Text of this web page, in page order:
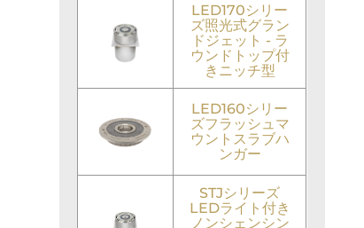
LED170シリー
ズ照光式グラン
ドジェット - ラ
ウンドトップ付
きニッチ型
LED160シリー
ズフラッシュマ
ウントスラブハ
ンガー
STJシリーズ
LEDライト付き
ノンシェンシン